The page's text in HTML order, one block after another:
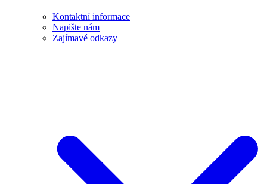
Kontaktní informace
Napište nám
Zajímavé odkazy